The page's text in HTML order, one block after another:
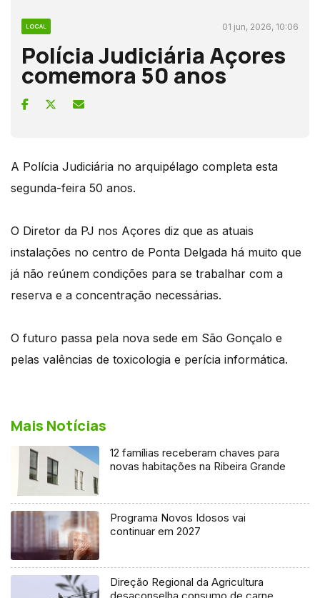
LOCAL 01 jun, 2026, 10:06
Polícia Judiciária Açores
comemora 50 anos
A Polícia Judiciária no arquipélago completa esta
segunda-feira 50 anos.
O Diretor da PJ nos Açores diz que as atuais
instalações no centro de Ponta Delgada há muito que
já não reúnem condições para se trabalhar com a
reserva e a concentração necessárias.
O futuro passa pela nova sede em São Gonçalo e
pelas valências de toxicologia e perícia informática.
Mais Notícias
12 famílias receberam chaves para
novas habitações na Ribeira Grande
Programa Novos Idosos vai
continuar em 2027
Direção Regional da Agricultura